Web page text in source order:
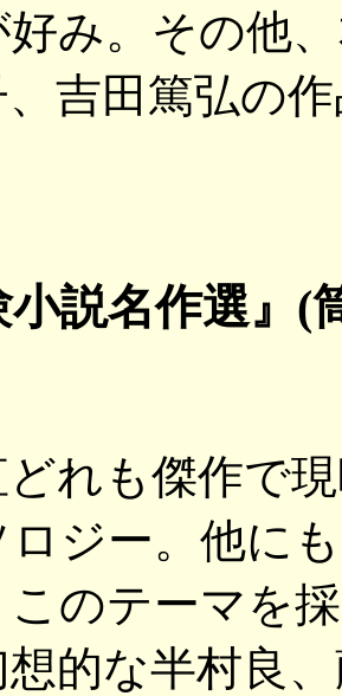
好み。その他
吉田篤弘の
小説名作選』(
れも傑作で現
ロジー。他に
このテーマを
的な半村良